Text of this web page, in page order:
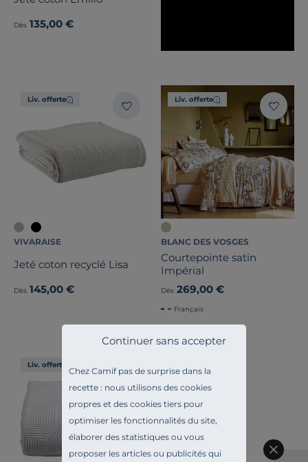
Chez Camif pas de surprise dans la
recette : nous utilisons des cookies
propres et des cookies tiers pour
optimiser les fonctionnalités du site,
élaborer des statistiques ou vous
proposer les articles ou publicités qui
Continuer sans accepter
Dès 135,00 €
Liv. offerte
VIVARAISE
Jeté coton recyclé Lisa
Dès 145,00 €
Liv. offerte
BLANC DES VOSGES
Courtepointe satin
Impérial
Dès 269,00 €
Français
Liv. offerte